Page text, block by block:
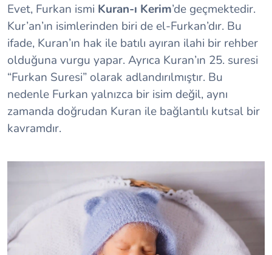
Evet, Furkan ismi Kuran-ı Kerim’de geçmektedir.
Kur’an’ın isimlerinden biri de el-Furkan’dır. Bu
ifade, Kuran’ın hak ile batılı ayıran ilahi bir rehber
olduğuna vurgu yapar. Ayrıca Kuran’ın 25. suresi
“Furkan Suresi” olarak adlandırılmıştır. Bu
nedenle Furkan yalnızca bir isim değil, aynı
zamanda doğrudan Kuran ile bağlantılı kutsal bir
kavramdır.